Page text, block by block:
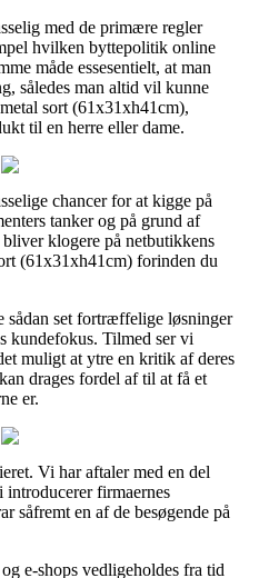
med de primære regler
hvilken byttepolitik online
måde essesentielt, at man
således man altid vil kunne
sort (61x31xh41cm),
til en herre eller dame.
chancer for at kigge på
tanker og på grund af
klogere på netbutikkens
(61x31xh41cm) forinden du
set fortræffelige løsninger
kundefokus. Tilmed ser vi
muligt at ytre en kritik af deres
drages fordel af til at få et
er.
Vi har aftaler med en del
firmaernes
såfremt en af de besøgende på
e-shops vedligeholdes fra tid